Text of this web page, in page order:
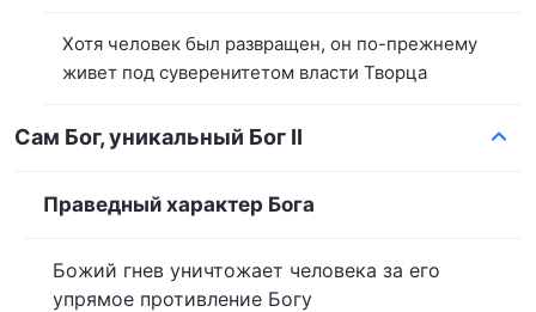
Хотя человек был развращен, он по-прежнему
живет под суверенитетом власти Творца
Сам Бог, уникальный Бог II
Праведный характер Бога
Божий гнев уничтожает человека за его
упрямое противление Богу